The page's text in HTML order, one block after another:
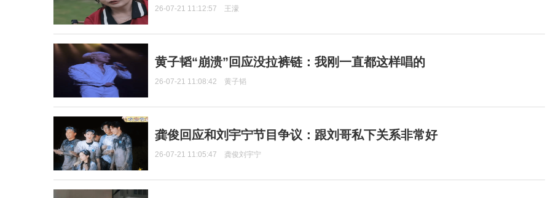
26-07-21 11:12:57 王濛
黄子韬“崩溃”回应没拉裤链：我刚一直都这样唱的
26-07-21 11:08:42 黄子韬
龚俊回应和刘宇宁节目争议：跟刘哥私下关系非常好
26-07-21 11:05:47 龚俊刘宇宁